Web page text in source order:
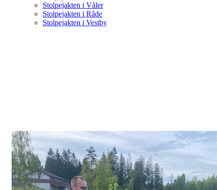
Stolpejakten i Våler
Stolpejakten i Råde
Stolpejakten i Vestby